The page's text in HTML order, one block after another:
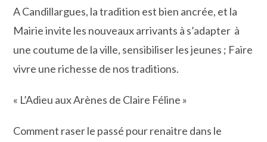
A Candillargues, la tradition est bien ancrée, et la
Mairie invite les nouveaux arrivants à s’adapter à
une coutume de la ville, sensibiliser les jeunes ; Faire
vivre une richesse de nos traditions.
« L’Adieu aux Arènes de Claire Féline »
Comment raser le passé pour renaitre dans le